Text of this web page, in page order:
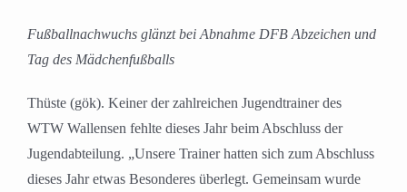
Fußballnachwuchs glänzt bei Abnahme DFB Abzeichen und
Tag des Mädchenfußballs
Thüste (gök). Keiner der zahlreichen Jugendtrainer des
WTW Wallensen fehlte dieses Jahr beim Abschluss der
Jugendabteilung. „Unsere Trainer hatten sich zum Abschluss
dieses Jahr etwas Besonderes überlegt. Gemeinsam wurde